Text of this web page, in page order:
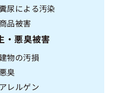
尿による汚染
商品被害
・悪臭被害
物の汚損
臭
アレルゲン